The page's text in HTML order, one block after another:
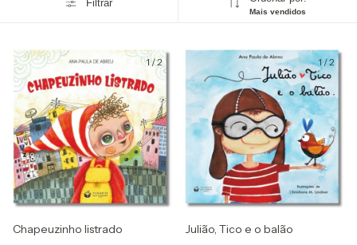
Filtrar
Mais vendidos
1/2
Chapeuzinho listrado
1/2
Julião, Tico e o balão